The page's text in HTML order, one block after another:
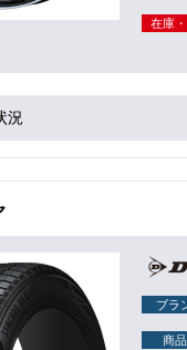
在庫
況
ブラ
商